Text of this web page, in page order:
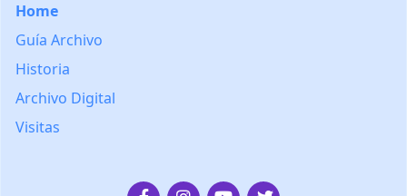
Home
Guía Archivo
Historia
Archivo Digital
Visitas